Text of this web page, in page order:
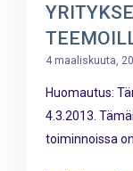
4 maaliskuuta,
Huomautus:
4.3.2013.
toiminnoissa on